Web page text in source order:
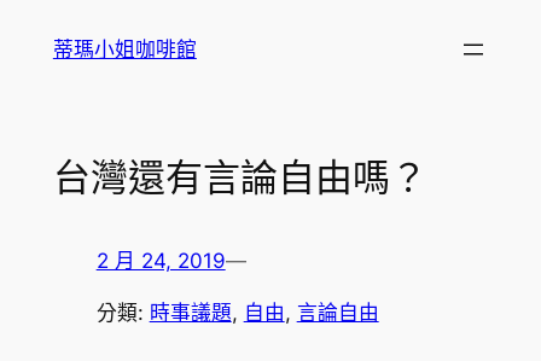
蒂瑪小姐咖啡館
台灣還有言論自由嗎？
2 月 24, 2019—
分類: 時事議題, 自由, 言論自由